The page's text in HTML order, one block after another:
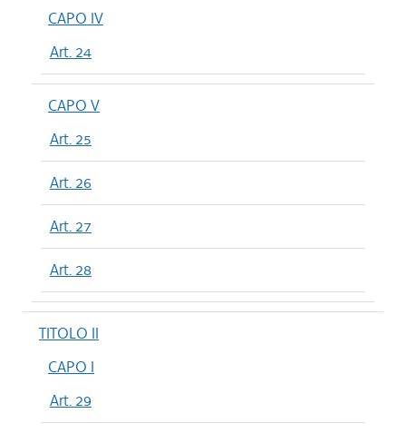
CAPO IV
Art. 24
CAPO V
Art. 25
Art. 26
Art. 27
Art. 28
TITOLO II
CAPO I
Art. 29